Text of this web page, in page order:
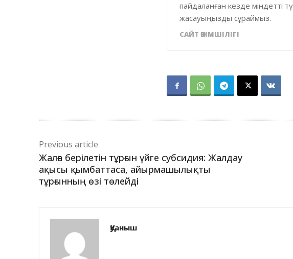
пайдаланған кезде міндетті
жасауыңызды сұраймыз.
САЙТ ӘКІМШІЛІГІ
Previous article
Жалға берілетін тұрғын үйге субсидия: Жалдау
ақысы қымбаттаса, айырмашылықты
тұрғынның өзі төлейді
Қуаныш